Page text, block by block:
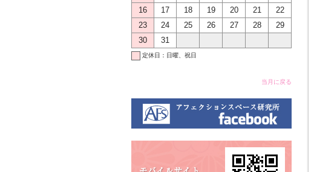
16
17 18 19 20 21
22
23
24 25 26 27 28
29
30
31
定休日：日曜、祝日
当月に戻る